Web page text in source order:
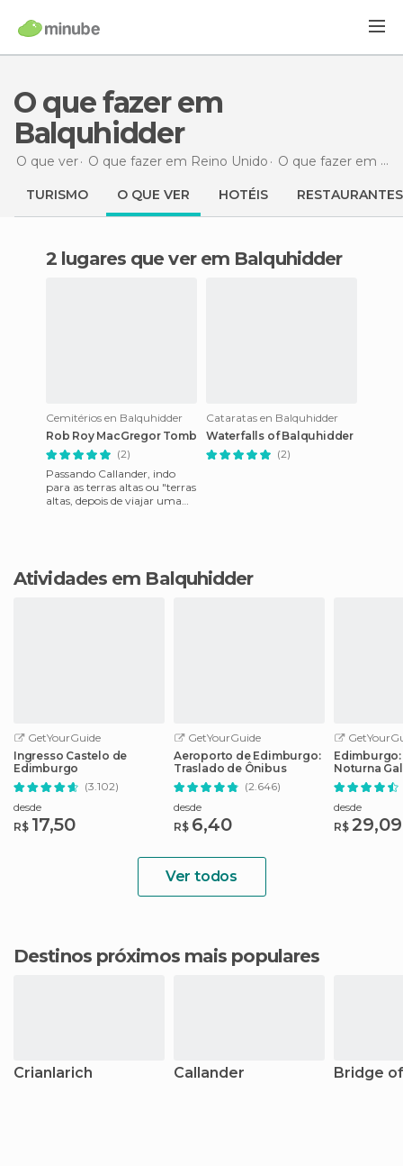
O que fazer em
Balquhidder
O que ver O que fazer em Reino Unido O que fazer em Escócia
TURISMO O QUE VER HOTÉIS RESTAURANTES
2 lugares que ver em Balquhidder
Cemitérios en Balquhidder
Rob Roy MacGregor Tomb
(2)
Passando Callander, indo
para as terras altas ou "terras
altas, depois de viajar uma
Cataratas en Balquhidder
Waterfalls of Balquhidder
(2)
Atividades em Balquhidder
GetYourGuide
Ingresso Castelo de
Edimburgo
(3.102)
desde
R$ 17,50
GetYourGuide
Aeroporto de Edimburgo:
Traslado de Ônibus
(2.646)
desde
R$ 6,40
Noturna
desde
R$ 29,09
Ver todos
Destinos próximos mais populares
Crianlarich Callander Bridge